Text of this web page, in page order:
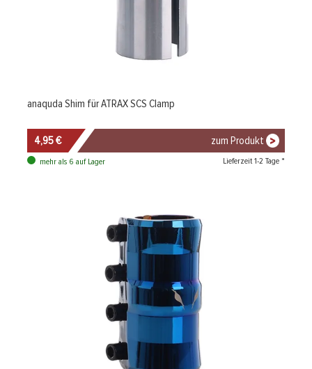
anaquda Shim für ATRAX SCS Clamp
4,95 € zum Produkt
mehr als 6 auf Lager Lieferzeit 1-2 Tage *